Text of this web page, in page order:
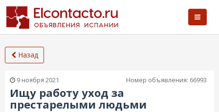
Назад
9 ноября 2021 Номер объявления: 66993
Ищу работу уход за
престарелыми людьми